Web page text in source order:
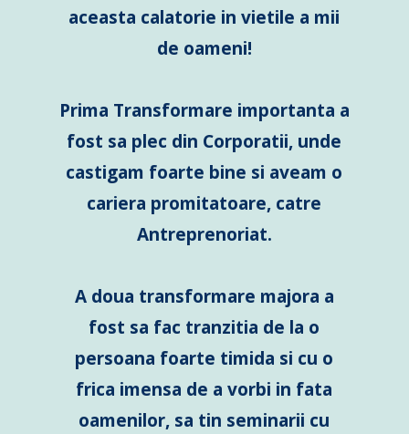
aceasta calatorie in vietile a mii
de oameni!
Prima Transformare importanta a
fost sa plec din Corporatii, unde
castigam foarte bine si aveam o
cariera promitatoare, catre
Antreprenoriat.
A doua transformare majora a
fost sa fac tranzitia de la o
persoana foarte timida si cu o
frica imensa de a vorbi in fata
oamenilor, sa tin seminarii cu